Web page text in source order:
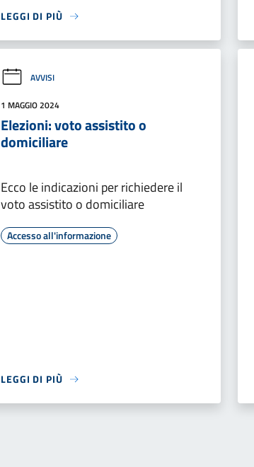
LEGGI DI PIÙ
AVVISI
1 MAGGIO 2024
Elezioni: voto assistito o
domiciliare
Ecco le indicazioni per richiedere il
voto assistito o domiciliare
Accesso all'informazione
LEGGI DI PIÙ